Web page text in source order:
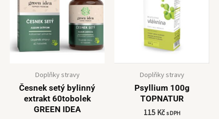
Doplňky stravy
Česnek setý bylinný
extrakt 60tobolek
GREEN IDEA
Doplňky stravy
Psyllium 100g
TOPNATUR
115 Kč s DPH